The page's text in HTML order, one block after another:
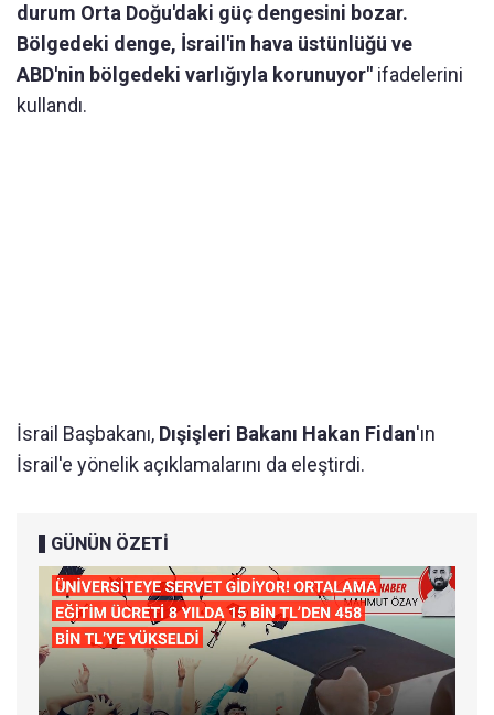
durum Orta Doğu'daki güç dengesini bozar.
Bölgedeki denge, İsrail'in hava üstünlüğü ve
ABD'nin bölgedeki varlığıyla korunuyor" ifadelerini
kullandı.
İsrail Başbakanı, Dışişleri Bakanı Hakan Fidan'ın
İsrail'e yönelik açıklamalarını da eleştirdi.
GÜNÜN ÖZETİ